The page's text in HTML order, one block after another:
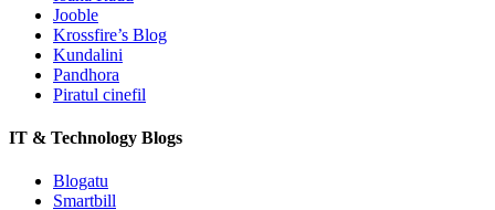
Jooble
Krossfire’s Blog
Kundalini
Pandhora
Piratul cinefil
IT & Technology Blogs
Blogatu
Smartbill